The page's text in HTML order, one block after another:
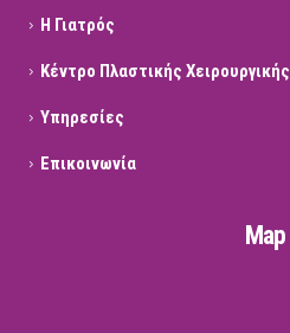
Η Γιατρός
Κέντρο Πλαστικής Χειρουργικής
Υπηρεσίες
Επικοινωνία
Map